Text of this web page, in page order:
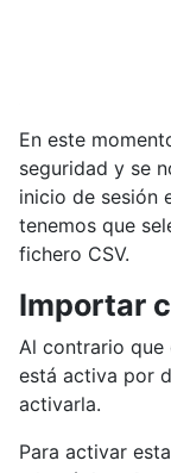
En este
seguridad y se
inicio de sesión
tenemos que
fichero CSV.
Importar
Al contrario
está activa por
activarla.
Para activar